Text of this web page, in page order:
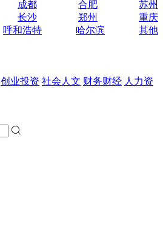
成都 合肥
苏州
长沙 郑州
重庆
呼和浩特 哈尔滨
其他
创业投资 社会人文 财务财经 人力资